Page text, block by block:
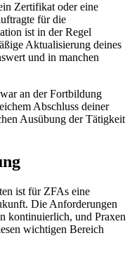
Zertifikat oder eine
für die
ist in der Regel
Aktualisierung deines
und in manchen
an der Fortbildung
Abschluss deiner
Ausübung der Tätigkeit
ist für ZFAs eine
Die Anforderungen
kontinuierlich, und Praxen
wichtigen Bereich